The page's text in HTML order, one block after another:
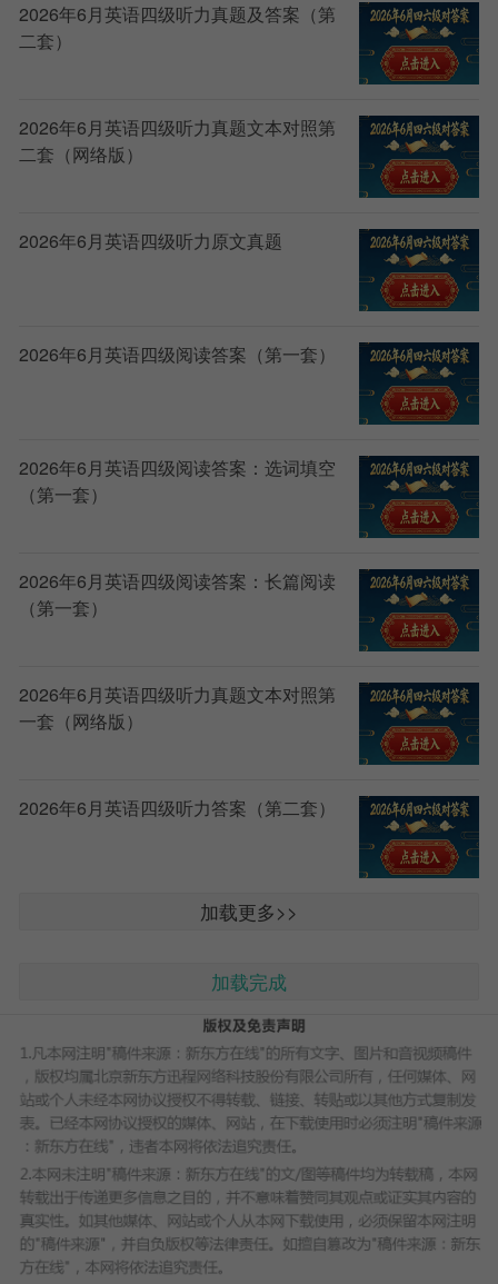
2026年6月英语四级听力真题及答案（第
二套）
2026年6月英语四级听力真题文本对照第
二套（网络版）
2026年6月英语四级听力原文真题
2026年6月英语四级阅读答案（第一套）
2026年6月英语四级阅读答案：选词填空
（第一套）
2026年6月英语四级阅读答案：长篇阅读
（第一套）
2026年6月英语四级听力真题文本对照第
一套（网络版）
2026年6月英语四级听力答案（第二套）
加载更多>>
加载完成